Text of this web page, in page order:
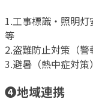
1.工事標識・照明
等
2.盗難防止対策（警
3.避暑（熱中症対策
❹地域連携